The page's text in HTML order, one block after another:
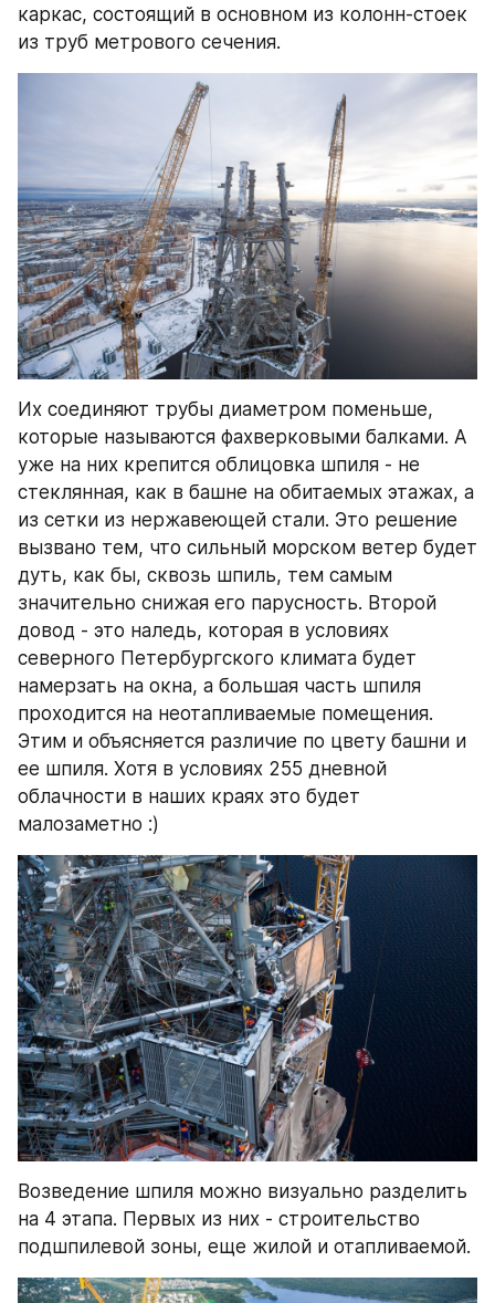
каркас, состоящий в основном из колонн-стоек
из труб метрового сечения.
Их соединяют трубы диаметром поменьше,
которые называются фахверковыми балками. А
уже на них крепится облицовка шпиля - не
стеклянная, как в башне на обитаемых этажах, а
из сетки из нержавеющей стали. Это решение
вызвано тем, что сильный морском ветер будет
дуть, как бы, сквозь шпиль, тем самым
значительно снижая его парусность. Второй
довод - это наледь, которая в условиях
северного Петербургского климата будет
намерзать на окна, а большая часть шпиля
проходится на неотапливаемые помещения.
Этим и объясняется различие по цвету башни и
ее шпиля. Хотя в условиях 255 дневной
облачности в наших краях это будет
малозаметно :)
Возведение шпиля можно визуально разделить
на 4 этапа. Первых из них - строительство
подшпилевой зоны, еще жилой и отапливаемой.